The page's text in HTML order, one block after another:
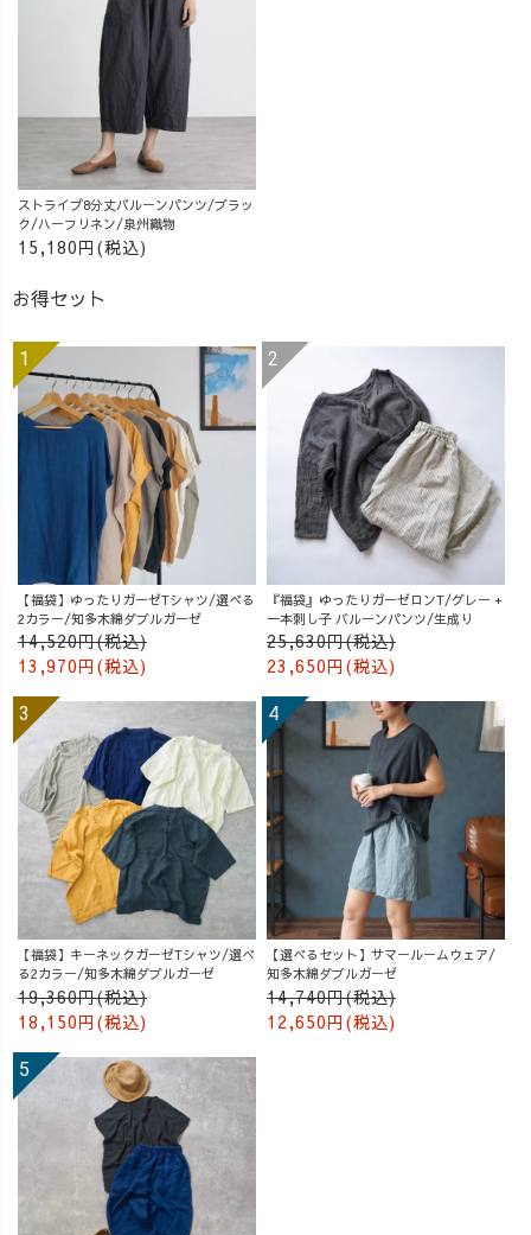
ストライプ8分丈バルーンパンツ/ブラッ
ク/ハーフリネン/泉州織物
15,180円(税込)
お得セット
【福袋】ゆったりガーゼTシャツ/選べる
2カラー/知多木綿ダブルガーゼ
14,520円(税込)
13,970円(税込)
『福袋』ゆったりガーゼロンT/グレー +
一本刺し子 バルーンパンツ/生成り
25,630円(税込)
23,650円(税込)
【福袋】キーネックガーゼTシャツ/選べ
る2カラー/知多木綿ダブルガーゼ
19,360円(税込)
18,150円(税込)
【選べるセット】サマールームウェア/
知多木綿ダブルガーゼ
14,740円(税込)
12,650円(税込)